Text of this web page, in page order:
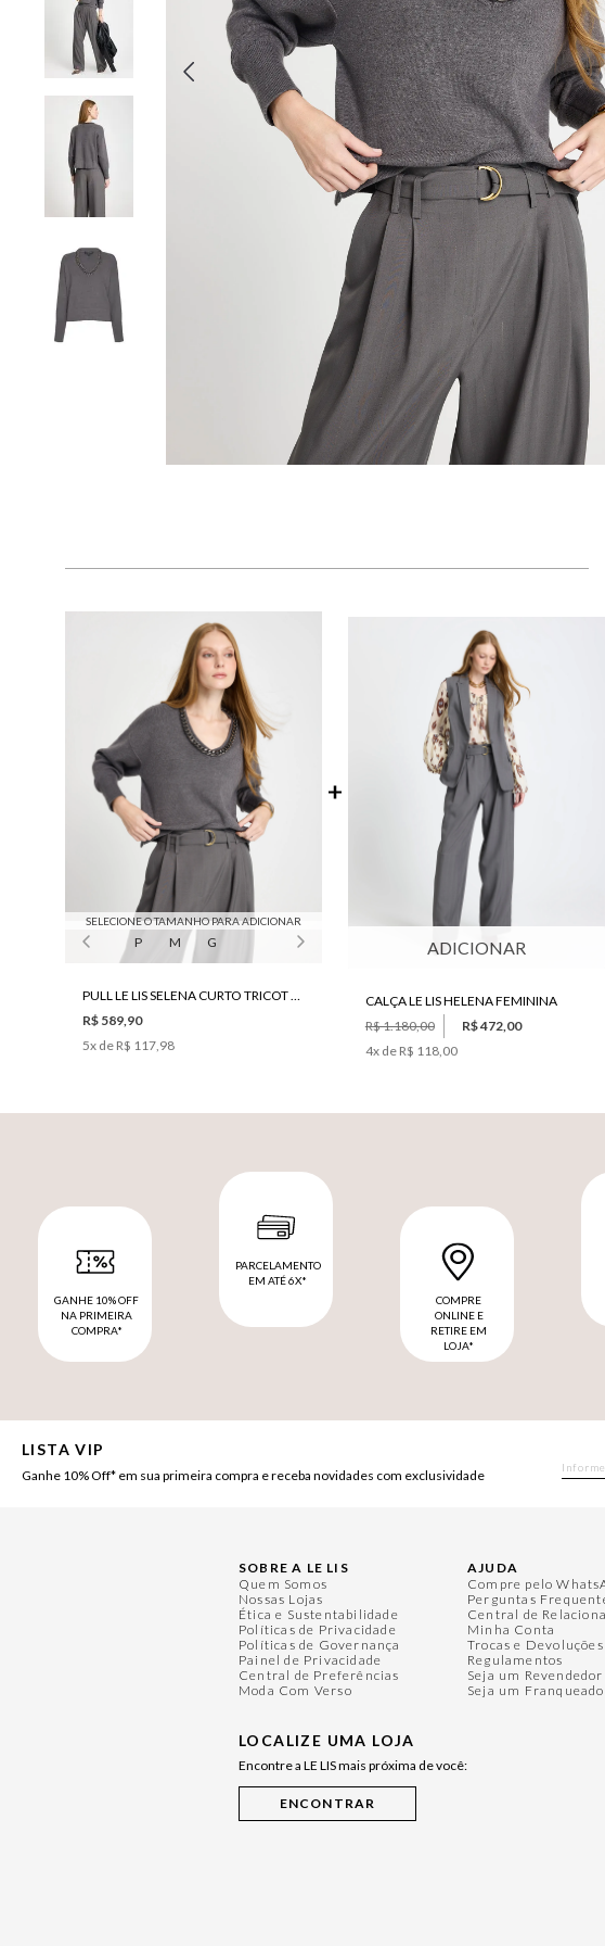
SELECIONE O TAMANHO PARA ADICIONAR
P M G
PULL LE LIS SELENA CURTO TRICOT FEMININA
R$ 589,90
5x de R$ 117,98
ADICIONAR
CALÇA LE LIS HELENA FEMININA
R$ 1.180,00
R$ 472,00
4x de R$ 118,00
GANHE 10% OFF
NA PRIMEIRA
COMPRA*
PARCELAMENTO
EM ATÉ 6X*
COMPRE
ONLINE E
RETIRE EM
LOJA*
LISTA VIP
Ganhe 10% Off* em sua primeira compra e receba novidades com exclusividade
SOBRE A LE LIS
Quem Somos
Nossas Lojas
Ética e Sustentabilidade
Políticas de Privacidade
Políticas de Governança
Painel de Privacidade
Central de Preferências
Moda Com Verso
LOCALIZE UMA LOJA
Encontre a LE LIS mais próxima de você:
AJUDA
Compre pelo
Perguntas
Central de
Minha Conta
Trocas e Devoluções
Regulamentos
Seja um Revendedor
Seja um Franqueado